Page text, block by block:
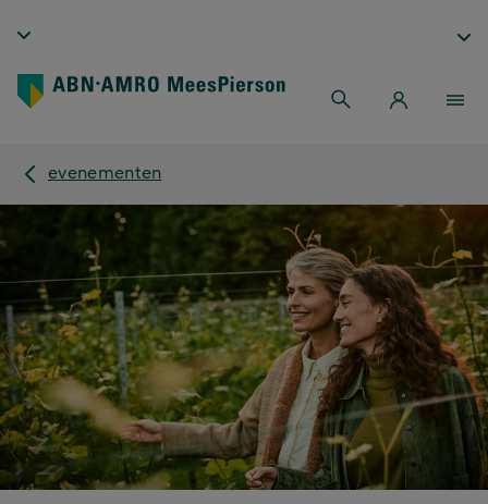
evenementen